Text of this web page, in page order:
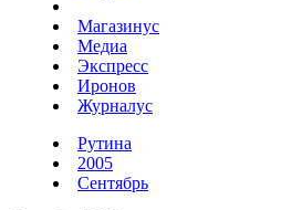
Магазинус
Медиа
Экспресс
Иронов
Журналус
Рутина
2005
Сентябрь